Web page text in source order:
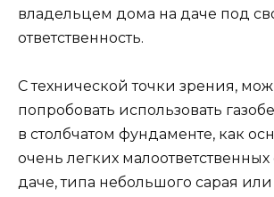
владельцем дома на даче под
ответственность.
С технической точки зрения,
попробовать использовать
в столбчатом фундаменте, как
очень легких
даче, типа небольшого сарая